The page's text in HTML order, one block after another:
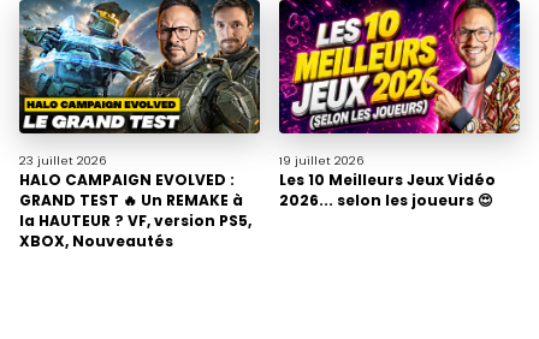
23 juillet 2026
HALO CAMPAIGN EVOLVED :
GRAND TEST 🔥 Un REMAKE à
la HAUTEUR ? VF, version PS5,
XBOX, Nouveautés
19 juillet 2026
Les 10 Meilleurs Jeux Vidéo
2026... selon les joueurs 😍